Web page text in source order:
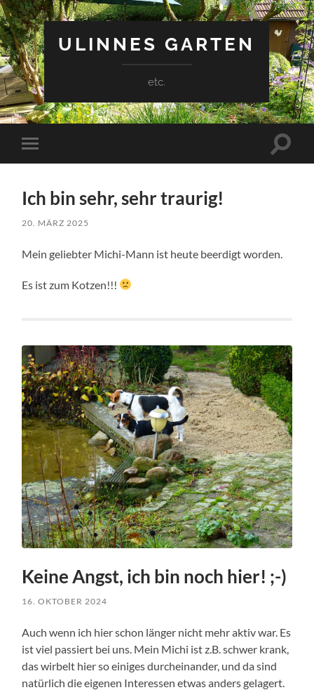
ULINNES GARTEN
etc.
Mobile-
Menü
Ich bin sehr, sehr traurig!
20. MÄRZ 2025
Mein geliebter Michi-Mann ist heute beerdigt worden.
Es ist zum Kotzen!!!
Keine Angst, ich bin noch hier! ;-)
16. OKTOBER 2024
Auch wenn ich hier schon länger nicht mehr aktiv war. Es
ist viel passiert bei uns. Mein Michi ist z.B. schwer krank,
das wirbelt hier so einiges durcheinander, und da sind
natürlich die eigenen Interessen etwas anders gelagert.